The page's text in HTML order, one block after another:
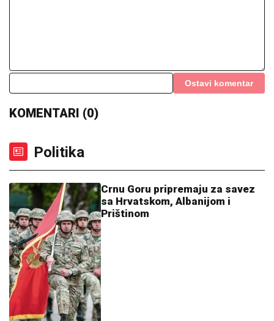
Ostavi komentar
KOMENTARI (0)
Politika
Crnu Goru pripremaju za savez
sa Hrvatskom, Albanijom i
Prištinom